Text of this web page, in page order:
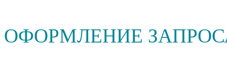
ОФОРМЛЕНИЕ